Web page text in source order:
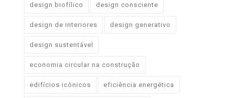
design biofílico design consciente
design de interiores design generativo
design sustentável
economia circular na construção
edifícios icônicos eficiência energética